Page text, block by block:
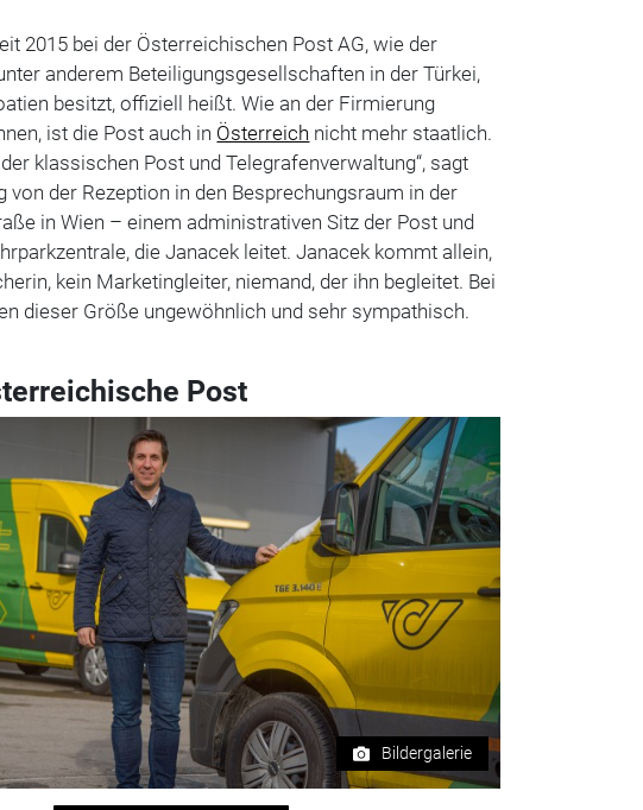
2015 bei der Österreichischen Post AG, wie der
anderem Beteiligungsgesellschaften in der Türkei,
besitzt, offiziell heißt. Wie an der Firmierung
ist die Post auch in Österreich nicht mehr staatlich.
klassischen Post und Telegrafenverwaltung“, sagt
von der Rezeption in den Besprechungsraum in der
in Wien – einem administrativen Sitz der Post und
die Janacek leitet. Janacek kommt allein,
kein Marketingleiter, niemand, der ihn begleitet. Bei
dieser Größe ungewöhnlich und sehr sympathisch.
Post
Bildergalerie